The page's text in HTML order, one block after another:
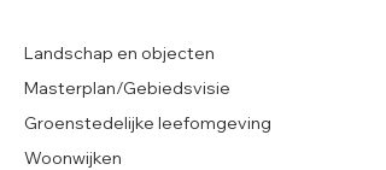
Landschap en objecten
Masterplan/Gebiedsvisie
Groenstedelijke leefomgeving
Woonwijken